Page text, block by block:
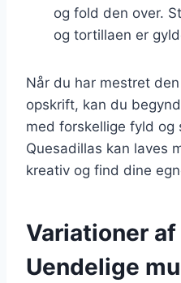
og fold den over.
og tortillaen er
Når du har mestret
opskrift, kan du
med forskellige fyld og
Quesadillas kan laves
kreativ og find dine
Variationer
Uendelige